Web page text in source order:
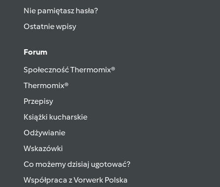
Nie pamiętasz hasła?
Ostatnie wpisy
Forum
Społeczność Thermomix®
Thermomix®
Przepisy
Książki kucharskie
Odżywianie
Wskazówki
Co możemy dzisiaj ugotować?
Współpraca z Vorwerk Polska